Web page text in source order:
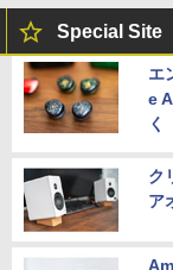
Special Site
エ
e
く
ク
ア